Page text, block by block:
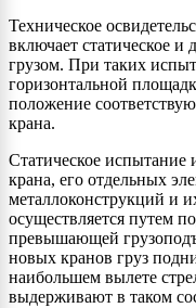
Техническое
включает статическое
грузом. При таких
горизонтальной
положение
крана.
Статическое испытание
крана, его отдельных
металлоконструкций и
осуществляется путем
превышающей
новых кранов груз
наибольшем вылете
выдерживают в таком